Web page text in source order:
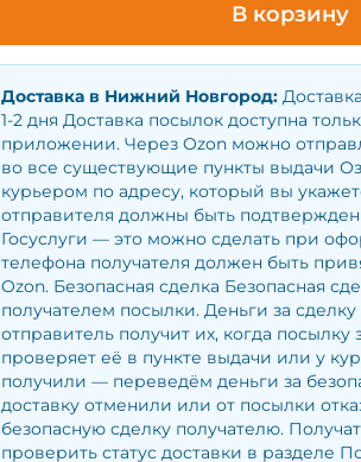
В корзину
Доставка в Нижний Новгород:
1-2 дня Доставка посылок доступна
приложении. Через Ozon можно
во все существующие пункты выдачи
курьером по адресу, который вы
отправителя должны быть
Госуслуги — это можно сделать при
телефона получателя должен быть
Ozon. Безопасная сделка Безопасная
получателем посылки. Деньги за
отправитель получит их, когда посылку
проверяет её в пункте выдачи или у
получили — переведём деньги за
доставку отменили или от посылки
безопасную сделку получателю.
проверить статус доставки в разделе